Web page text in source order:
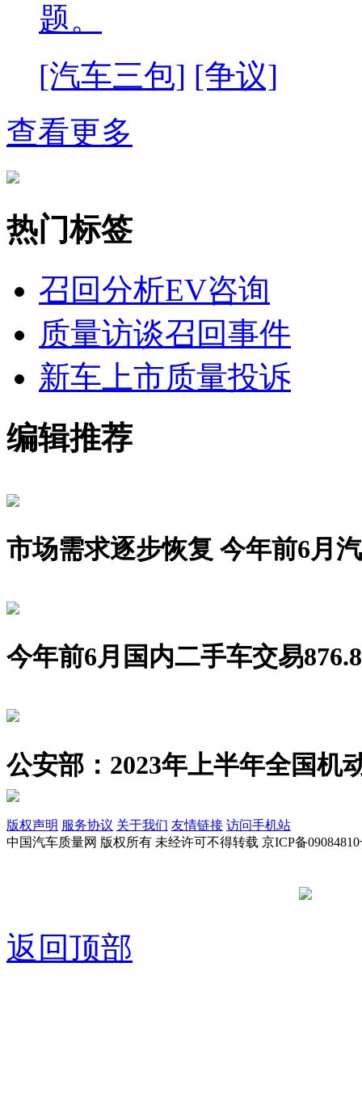
题。
[汽车三包] [争议]
查看更多
热门标签
召回分析EV咨询
质量访谈召回事件
新车上市质量投诉
编辑推荐
市场需求逐步恢复 今年前6月
今年前6月国内二手车交易
公安部：2023年上半年全国机
版权声明 服务协议 关于我们 友情链接 访问手机站
中国汽车质量网 版权所有 未经许可不得转载 京ICP备09084810
返回顶部